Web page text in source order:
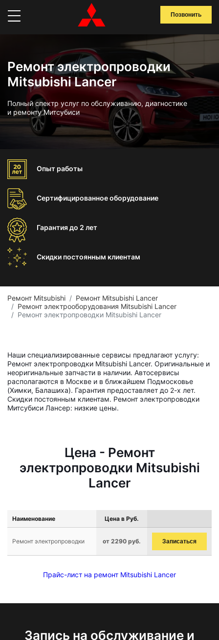
Позвонить
Ремонт электропроводки
Mitsubishi Lancer
Полный спектр услуг по обслуживанию, диагностике
и ремонту Митсубиси
Опыт работы
Сертифицированноеоборудование
Гарантиядо 2 лет
Скидки постоянным клиентам
Ремонт Mitsubishi
Ремонт Mitsubishi Lancer
Ремонт электрооборудования Mitsubishi Lancer
Ремонт электропроводки Mitsubishi Lancer
Наши специализированные сервисы предлагают услугу:
Ремонт электропроводки Mitsubishi Lancer. Оригинальные и
неоригинальные запчасти в наличии. Автосервисы
располагаются в Москве и в ближайшем Подмосковье
(Химки, Балашиха). Гарантия предоставляет до 2-х лет.
Скидки постоянным клиентам. Ремонт электропроводки
Митсубиси Лансер: низкие цены.
Цена - Ремонт
электропроводки Mitsubishi
Lancer
Наименование Цена в Руб.
Ремонт электропроводки от 2290 руб. Записаться
Прайс-лист на ремонт Mitsubishi Lancer
Запись на обслуживание и